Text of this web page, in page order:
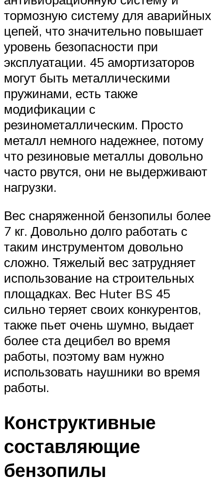
тормозную систему для аварийных
цепей, что значительно повышает
уровень безопасности при
эксплуатации. 45 амортизаторов
могут быть металлическими
пружинами, есть также
модификации с
резинометаллическим. Просто
металл немного надежнее, потому
что резиновые металлы довольно
часто рвутся, они не выдерживают
нагрузки.
Вес снаряженной бензопилы более
7 кг. Довольно долго работать с
таким инструментом довольно
сложно. Тяжелый вес затрудняет
использование на строительных
площадках. Вес Huter BS 45
сильно теряет своих конкурентов,
также пьет очень шумно, выдает
более ста децибел во время
работы, поэтому вам нужно
использовать наушники во время
работы.
Конструктивные
составляющие
бензопилы